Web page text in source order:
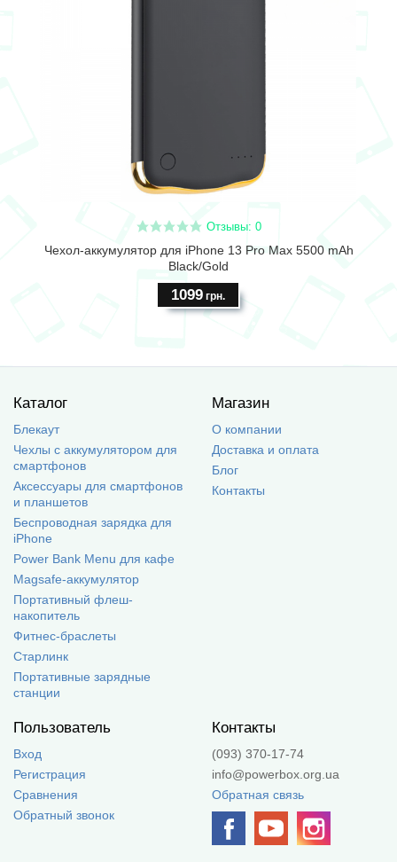
Отзывы: 0
Чехол-аккумулятор для iPhone 13 Pro Max 5500 mAh
Black/Gold
1099грн.
Каталог
Блекаут
Чехлы с аккумулятором для
смартфонов
Аксессуары для смартфонов
и планшетов
Беспроводная зарядка для
iPhone
Power Bank Menu для кафе
Magsafe-аккумулятор
Портативный флеш-
накопитель
Фитнес-браслеты
Старлинк
Портативные зарядные
станции
Магазин
О компании
Доставка и оплата
Блог
Контакты
Пользователь
Вход
Регистрация
Сравнения
Обратный звонок
Контакты
(093) 370-17-74
info@powerbox.org.ua
Обратная связь